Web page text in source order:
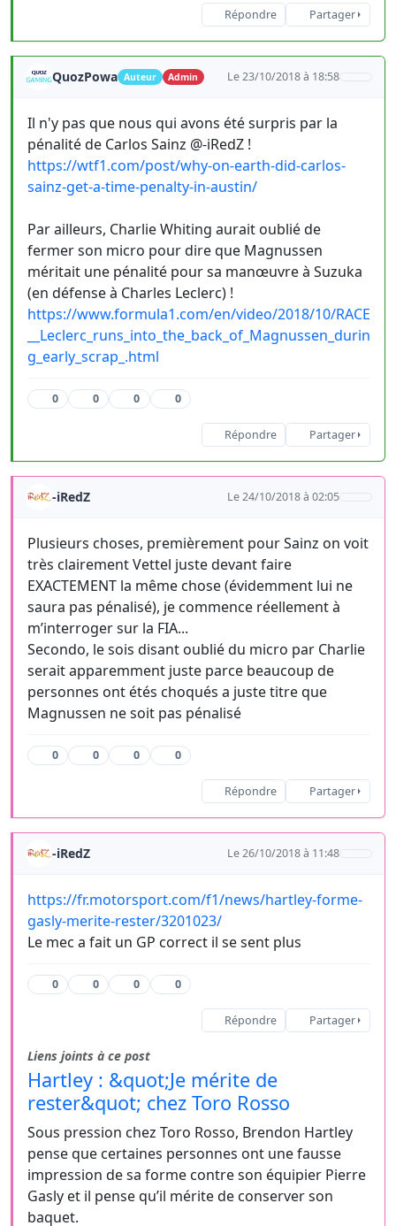
Répondre Partager
QuozPowa Auteur Admin Le 23/10/2018 à 18:58
Il n'y pas que nous qui avons été surpris par la
pénalité de Carlos Sainz @-iRedZ !
https://wtf1.com/post/why-on-earth-did-carlos-
sainz-get-a-time-penalty-in-austin/
Par ailleurs, Charlie Whiting aurait oublié de
fermer son micro pour dire que Magnussen
méritait une pénalité pour sa manœuvre à Suzuka
(en défense à Charles Leclerc) !
https://www.formula1.com/en/video/2018/10/RACE
__Leclerc_runs_into_the_back_of_Magnussen_durin
g_early_scrap_.html
0 0 0 0
Répondre Partager
-iRedZ Le 24/10/2018 à 02:05
Plusieurs choses, premièrement pour Sainz on voit
très clairement Vettel juste devant faire
EXACTEMENT la même chose (évidemment lui ne
saura pas pénalisé), je commence réellement à
m’interroger sur la FIA...
Secondo, le sois disant oublié du micro par Charlie
serait apparemment juste parce beaucoup de
personnes ont étés choqués a juste titre que
Magnussen ne soit pas pénalisé
0 0 0 0
Répondre Partager
-iRedZ Le 26/10/2018 à 11:48
https://fr.motorsport.com/f1/news/hartley-forme-
gasly-merite-rester/3201023/
Le mec a fait un GP correct il se sent plus
0 0 0 0
Répondre Partager
Liens joints à ce post
Hartley : &quot;Je mérite de
rester&quot; chez Toro Rosso
Sous pression chez Toro Rosso, Brendon Hartley
pense que certaines personnes ont une fausse
impression de sa forme contre son équipier Pierre
Gasly et il pense qu’il mérite de conserver son
baquet.